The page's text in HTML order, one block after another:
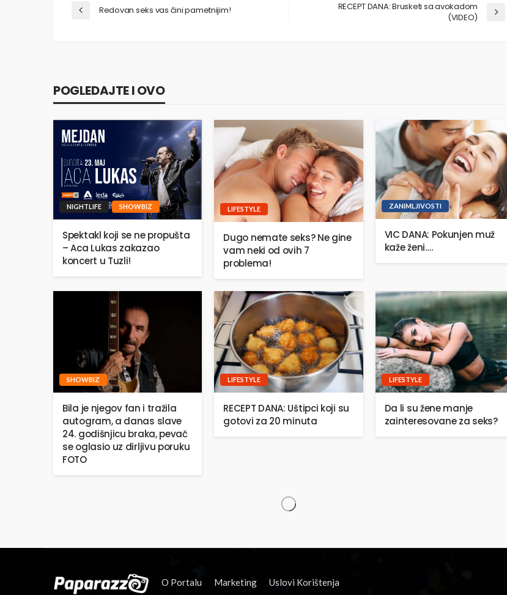
Redovan seks vas čini pametnijim!
RECEPT DANA: Brusketi sa avokadom
(VIDEO)
POGLEDAJTE I OVO
NIGHTLIFE SHOWBIZ
Spektakl koji se ne propušta
– Aca Lukas zakazao
koncert u Tuzli!
LIFESTYLE
Dugo nemate seks? Ne gine
vam neki od ovih 7
problema!
ZANIMLJIVOSTI
VIC DANA: Pokunjen muž
kaže ženi….
SHOWBIZ
Bila je njegov fan i tražila
autogram, a danas slave
24. godišnjicu braka, pevač
se oglasio uz dirljivu poruku
FOTO
LIFESTYLE
RECEPT DANA: Uštipci koji su
gotovi za 20 minuta
LIFESTYLE
Da li su žene manje
zainteresovane za seks?
O Portalu Marketing Uslovi Korištenja